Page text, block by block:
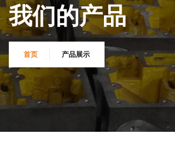
我们的产品
首页 产品展示